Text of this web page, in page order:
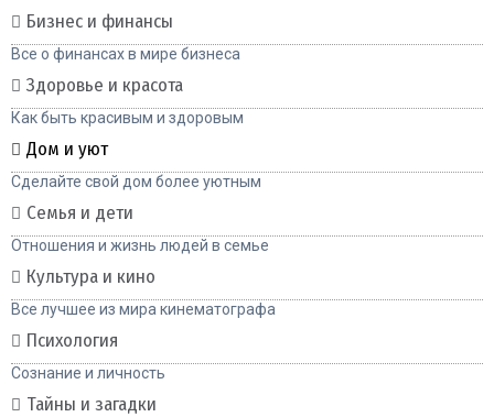
Бизнес и финансы
Все о финансах в мире бизнеса
Здоровье и красота
Как быть красивым и здоровым
Дом и уют
Сделайте свой дом более уютным
Семья и дети
Отношения и жизнь людей в семье
Культура и кино
Все лучшее из мира кинематографа
Психология
Сознание и личность
Тайны и загадки